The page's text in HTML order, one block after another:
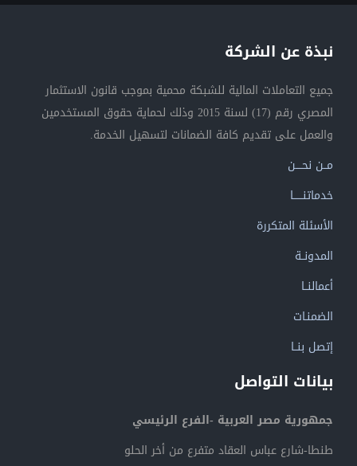
نبذة عن الشركة
جميع التعاملات المالية للشبكة محمية بموجب قانون الاستثمار
المصري رقم (17) لسنة 2015 وذلك لحماية حقوق المستخدمين
والعمل على تقديم كافة الضمانات لتسهيل الخدمة.
مــن نحــــن
خدماتنــــــا
الأسئلة المتكررة
المدونــة
أعمالنــا
الضمنـات
إتصل بنــا
بيانات التواصل
جمهورية مصر العربية -الفرع الرئيسي
طنطا-شارع عباس العقاد متفرع من أخر الحلو